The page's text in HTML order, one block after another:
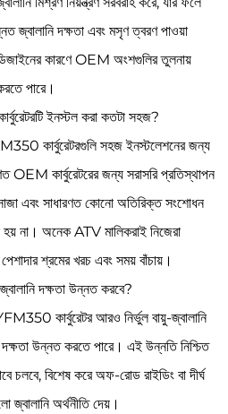
জ্বালানি দক্ষতা এবং মসৃণ ত্বরণ পাওয়া
কারণে OEM অংশগুলির তুলনায়
পারে।
ইনস্টল করা কতটা সহজ?
কার্বুরেটরগুলি সহজ ইনস্টলেশনের জন্য
OEM কার্বুরেটরের জন্য সরাসরি প্রতিস্থাপন
এবং সাধারণত কোনো অতিরিক্ত সংশোধন
হয় না। অনেক ATV মালিকরাই নিজেরা
শ্রমের খরচ এবং সময় বাঁচায়।
জ্বালানি দক্ষতা উন্নত করবে?
কার্বুরেটর আরও নির্ভুল বায়ু-জ্বালানি
দক্ষতা উন্নত করতে পারে। এই উন্নতি নিশ্চিত
চলবে, বিশেষ করে অফ-রোড রাইডিং বা দীর্ঘ
জ্বালানি অর্থনীতি দেয়।